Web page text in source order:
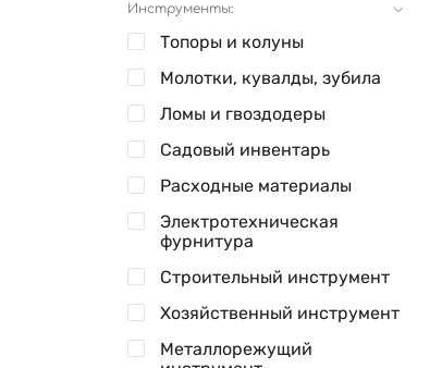
Инструменты:
Топоры и колуны
Молотки, кувалды, зубила
Ломы и гвоздодеры
Садовый инвентарь
Расходные материалы
Электротехническая
фурнитура
Строительный инструмент
Хозяйственный инструмент
Металлорежущий